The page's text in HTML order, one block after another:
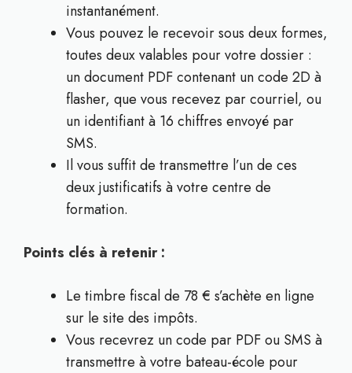
instantanément.
Vous pouvez le recevoir sous deux formes,
toutes deux valables pour votre dossier :
un document PDF contenant un code 2D à
flasher, que vous recevez par courriel, ou
un identifiant à 16 chiffres envoyé par
SMS.
Il vous suffit de transmettre l’un de ces
deux justificatifs à votre centre de
formation.
Points clés à retenir :
Le timbre fiscal de 78 € s’achète en ligne
sur le site des impôts.
Vous recevrez un code par PDF ou SMS à
transmettre à votre bateau-école pour